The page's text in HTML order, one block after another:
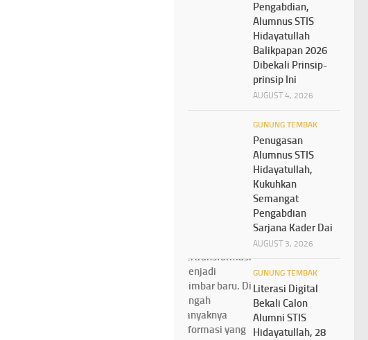
Pengabdian,
Alumnus STIS
Hidayatullah
Balikpapan 2026
Dibekali Prinsip-
prinsip Ini
AUGUST 4, 2026
GUNUNG TEMBAK
Penugasan
Alumnus STIS
Hidayatullah,
Kukuhkan
Semangat
Pengabdian
Sarjana Kader Dai
AUGUST 3, 2026
GUNUNG TEMBAK
Literasi Digital
Bekali Calon
Alumni STIS
Hidayatullah, 28